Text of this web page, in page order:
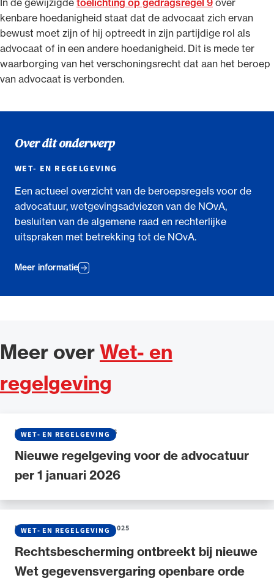
In de gewijzigde toelichting op gedragsregel 9 over
kenbare hoedanigheid staat dat de advocaat zich ervan
bewust moet zijn of hij optreedt in zijn partijdige rol als
advocaat of in een andere hoedanigheid. Dit is mede ter
waarborging van het verschoningsrecht dat aan het beroep
van advocaat is verbonden.
Over dit onderwerp
WET- EN REGELGEVING
Een actueel overzicht van de beroepsregels voor de
advocatuur, wetgevingsadviezen van de NOvA,
besluiten van de algemene raad en rechterlijke
uitspraken met betrekking tot de NOvA.
Meer informatie
Meer over Wet- en
regelgeving
Nieuwe regelgeving voor de advocatuur
per 1 januari 2026
WET- EN REGELGEVING
NIEUWS• 07 JANUARI 2026
Rechtsbescherming ontbreekt bij nieuwe
Wet gegevensvergaring openbare orde
WET- EN REGELGEVING
NIEUWS• 23 SEPTEMBER 2025